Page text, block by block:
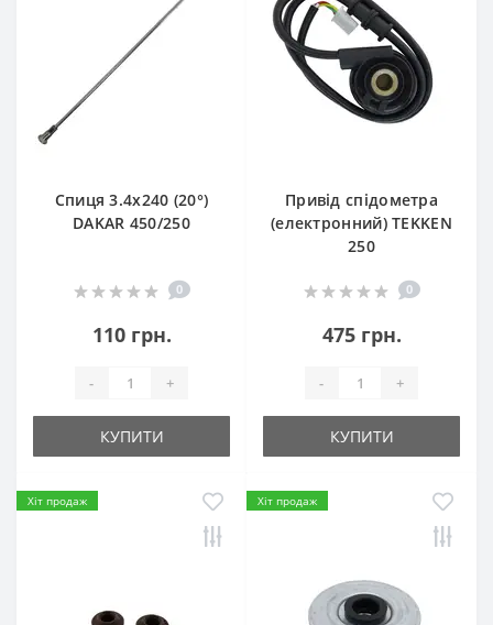
Спиця 3.4х240 (20°)
DAKAR 450/250
0
110 грн.
- +
КУПИТИ
Привід спідометра
(електронний) TEKKEN
250
0
475 грн.
- +
КУПИТИ
Хіт продаж Хіт продаж